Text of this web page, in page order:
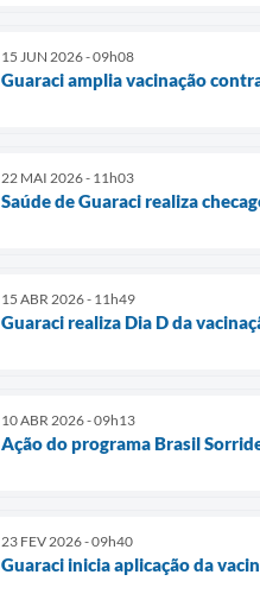
15 JUN 2026 - 09h08
Guaraci amplia vacinação
22 MAI 2026 - 11h03
Saúde de Guaraci realiza
15 ABR 2026 - 11h49
Guaraci realiza Dia D da
10 ABR 2026 - 09h13
Ação do programa Brasil
23 FEV 2026 - 09h40
Guaraci inicia aplicação da